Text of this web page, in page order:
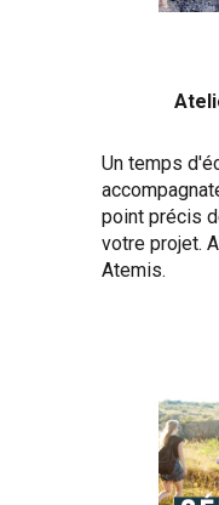
Un temps
point précis
votre projet.
Atemis.